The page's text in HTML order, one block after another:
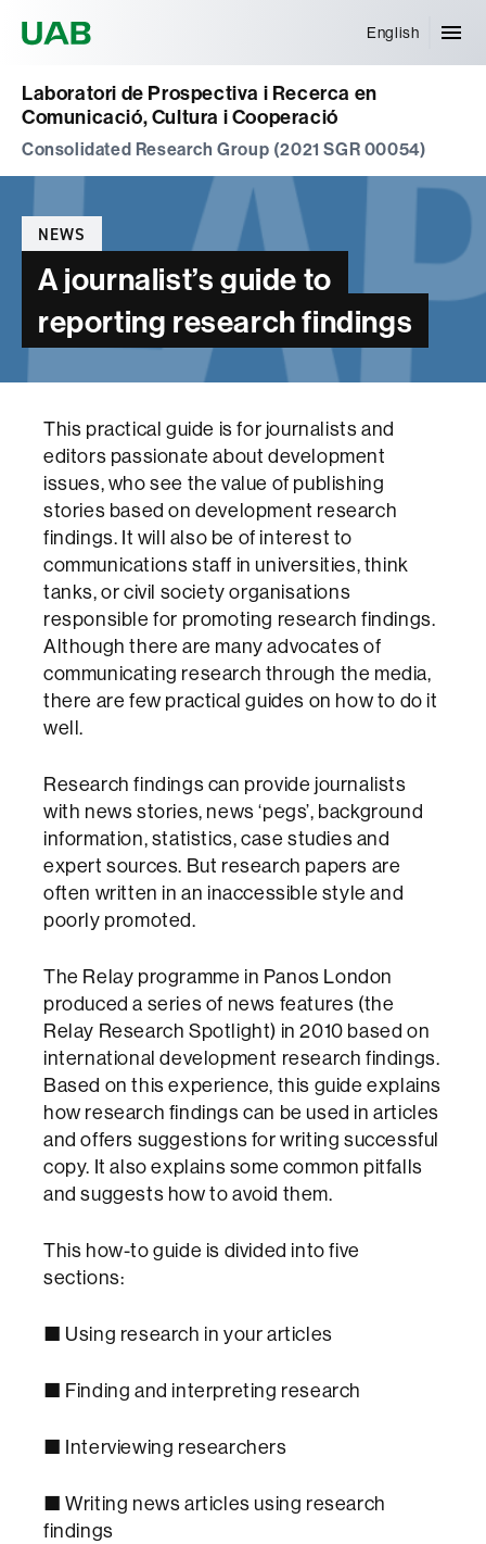
English
Laboratori de Prospectiva i Recerca en
Comunicació, Cultura i Cooperació
Consolidated Research Group (2021 SGR 00054)
Categories
NEWS
A journalist’s guide to
reporting research findings
This practical guide is for journalists and
editors passionate about development
issues, who see the value of publishing
stories based on development research
findings. It will also be of interest to
communications staff in universities, think
tanks, or civil society organisations
responsible for promoting research findings.
Although there are many advocates of
communicating research through the media,
there are few practical guides on how to do it
well.
Research findings can provide journalists
with news stories, news ‘pegs’, background
information, statistics, case studies and
expert sources. But research papers are
often written in an inaccessible style and
poorly promoted.
The Relay programme in Panos London
produced a series of news features (the
Relay Research Spotlight) in 2010 based on
international development research findings.
Based on this experience, this guide explains
how research findings can be used in articles
and offers suggestions for writing successful
copy. It also explains some common pitfalls
and suggests how to avoid them.
This how-to guide is divided into five
sections:
■ Using research in your articles
■ Finding and interpreting research
■ Interviewing researchers
■ Writing news articles using research
findings